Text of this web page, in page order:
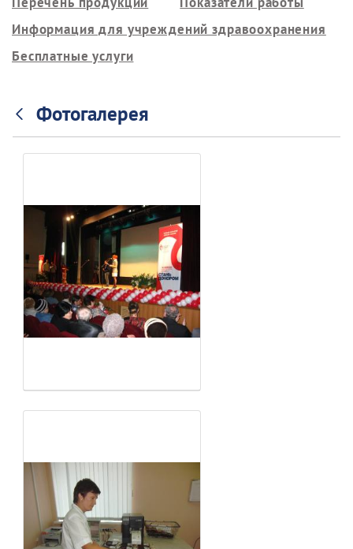
Информация для учреждений здравоохранения
Бесплатные услуги
Фотогалерея